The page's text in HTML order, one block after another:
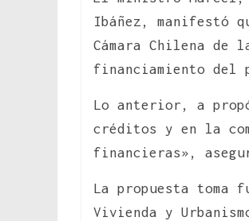
Ibáñez, manifestó
Cámara Chilena
financiamiento del
Lo anterior, a
créditos y en la
financieras»,
La propuesta toma
Vivienda y